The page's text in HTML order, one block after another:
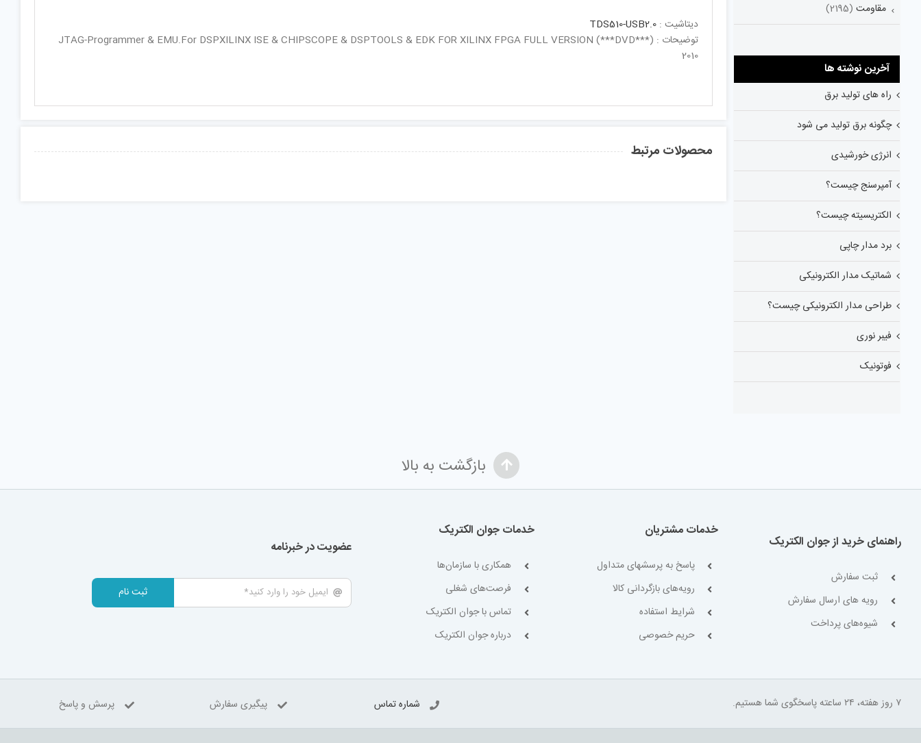
دیتاشیت : TDS510-USB2.0
توضیحات : JTAG-Programmer & EMU.For DSPXILINX ISE & CHIPSCOPE & DSPTOOLS & EDK FOR XILINX FPGA FULL VERSION (***DVD***)
2010
محصولات مرتبط
مقاومت (2195)
آخرین نوشته ها
راه های تولید برق
چگونه برق تولید می شود
انرژی خورشیدی
آمپرسنج چیست؟
الکتریسیته چیست؟
برد مدار چاپی
شماتیک مدار الکترونیکی
طراحی مدار الکترونیکی چیست؟
فیبر نوری
فوتونیک
بازگشت به بالا
راهنمای خرید از جوان الکتریک
ثبت سفارش
رویه های ارسال سفارش
شیوه‌های پرداخت
خدمات مشتریان
پاسخ به پرسشهای متداول
رویه‌های بازگردانی کالا
شرایط استفاده
حریم خصوصی
خدمات جوان الکتریک
همکاری با سازمان‌ها
فرصت‌های شغلی
تماس با جوان الکتریک
درباره جوان الکتریک
عضویت در خبرنامه
ثبت نام
۷ روز هفته، ۲۴ ساعته پاسخگوی شما هستیم. شماره تماس پیگیری سفارش پرسش و پاسخ